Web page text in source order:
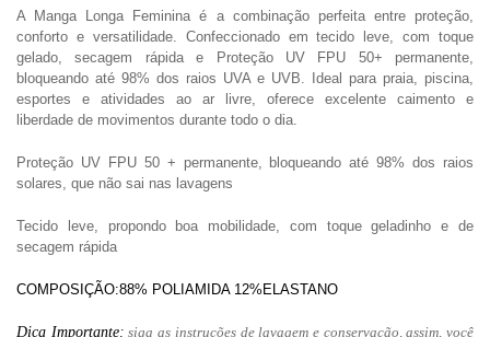
A Manga Longa Feminina é a combinação perfeita entre proteção,
conforto e versatilidade. Confeccionado em tecido leve, com toque
gelado, secagem rápida e Proteção UV FPU 50+ permanente,
bloqueando até 98% dos raios UVA e UVB. Ideal para praia, piscina,
esportes e atividades ao ar livre, oferece excelente caimento e
liberdade de movimentos durante todo o dia.
Proteção UV FPU 50 + permanente, bloqueando até 98% dos raios
solares, que não sai nas lavagens
Tecido leve, propondo boa mobilidade, com toque geladinho e de
secagem rápida
COMPOSIÇÃO:88% POLIAMIDA 12%ELASTANO
Dica Importante: siga as instruções de lavagem e conservação, assim, você